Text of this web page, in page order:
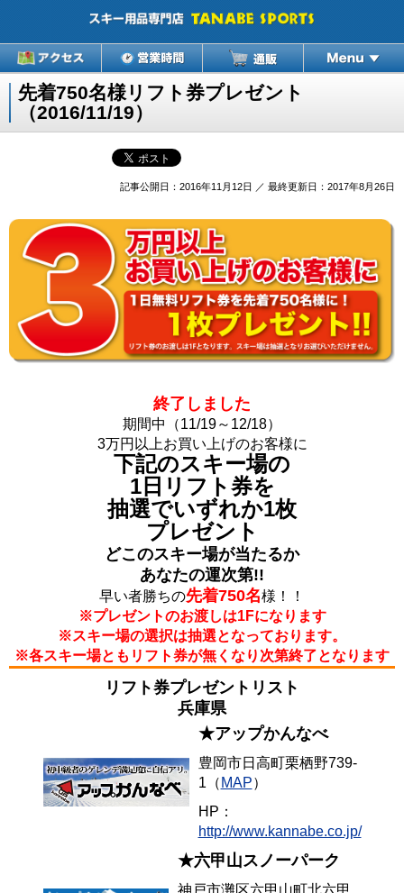
先着750名様リフト券プレゼント
（2016/11/19）
記事公開日：2016年11月12日 ／ 最終更新日：2017年8月26日
終了しました
期間中（11/19～12/18）
3万円以上お買い上げのお客様に
下記のスキー場の
1日リフト券を
抽選でいずれか1枚
プレゼント
どこのスキー場が当たるか
あなたの運次第!!
早い者勝ちの先着750名様！！
※プレゼントのお渡しは1Fになります
※スキー場の選択は抽選となっております。
※各スキー場ともリフト券が無くなり次第終了となります
リフト券プレゼントリスト
兵庫県
★アップかんなべ
豊岡市日高町栗栖野739-
1（ MAP）
HP：
http://www.kannabe.co.jp/
★六甲山スノーパーク